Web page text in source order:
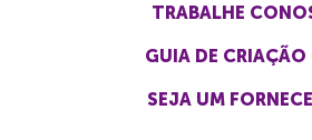
TRABALHE
GUIA DE
SEJA UM